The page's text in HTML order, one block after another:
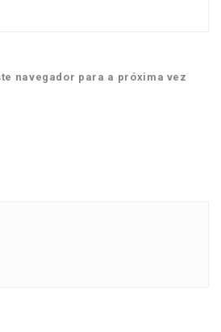
navegador para a próxima vez